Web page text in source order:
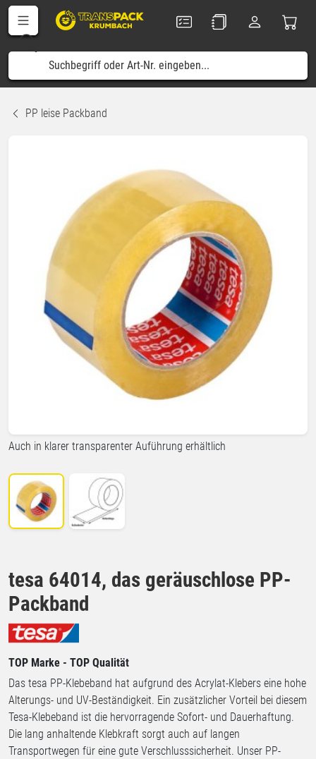
PP leise Packband
tesa 64014, das geräuschlose PP-
Packband
Auch in klarer transparenter Auführung erhältlich
TOP Marke - TOP Qualität
Das tesa PP-Klebeband hat aufgrund des Acrylat-Klebers eine hohe
Alterungs- und UV-Beständigkeit. Ein zusätzlicher Vorteil bei diesem
Tesa-Klebeband ist die hervorragende Sofort- und Dauerhaftung.
Die lang anhaltende Klebkraft sorgt auch auf langen
Transportwegen für eine gute Verschlusssicherheit. Unser PP-